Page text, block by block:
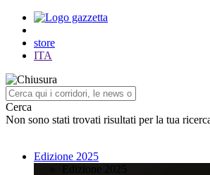
store
ITA
Cerca
Non sono stati trovati risultati per la tua
Edizione 2025